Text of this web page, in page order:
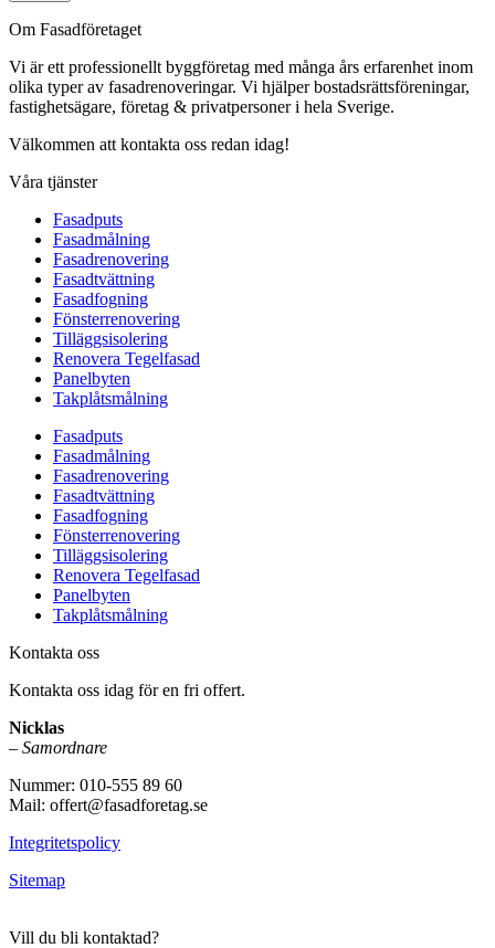
Om Fasadföretaget
Vi är ett professionellt byggföretag med många års erfarenhet inom
olika typer av fasadrenoveringar. Vi hjälper bostadsrättsföreningar,
fastighetsägare, företag & privatpersoner i hela Sverige.
Välkommen att kontakta oss redan idag!
Våra tjänster
Fasadputs
Fasadmålning
Fasadrenovering
Fasadtvättning
Fasadfogning
Fönsterrenovering
Tilläggsisolering
Renovera Tegelfasad
Panelbyten
Takplåtsmålning
Fasadputs
Fasadmålning
Fasadrenovering
Fasadtvättning
Fasadfogning
Fönsterrenovering
Tilläggsisolering
Renovera Tegelfasad
Panelbyten
Takplåtsmålning
Kontakta oss
Kontakta oss idag för en fri offert.
Nicklas
– Samordnare
Nummer: 010-555 89 60
Mail: offert@fasadforetag.se
Integritetspolicy
Sitemap
Vill du bli kontaktad?